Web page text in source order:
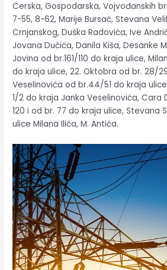
Cerska, Gospodarska, Vojvođanskih
7-55, 8-62, Marije Bursać, Stevana
Crnjanskog, Duška Radovića, Ive
Jovana Dučića, Danila Kiša, Desanke
Jovina od br.161/110 do kraja ulice,
do kraja ulice, 22. Oktobra od br. 28/
Veselinovića od br.44/51 do kraja
1/2 do kraja Janka Veselinovića, Cara
120 i od br. 77 do kraja ulice, Stevana
ulice Milana Ilića, M. Antića.